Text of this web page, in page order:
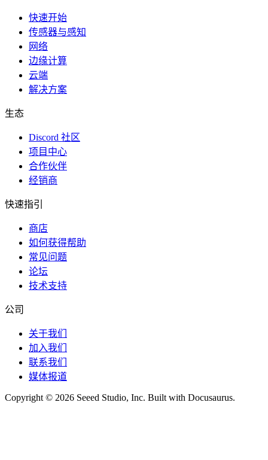
快速开始
传感器与感知
网络
边缘计算
云端
解决方案
生态
Discord 社区
项目中心
合作伙伴
经销商
快速指引
商店
如何获得帮助
常见问题
论坛
技术支持
公司
关于我们
加入我们
联系我们
媒体报道
Copyright © 2026 Seeed Studio, Inc. Built with Docusaurus.